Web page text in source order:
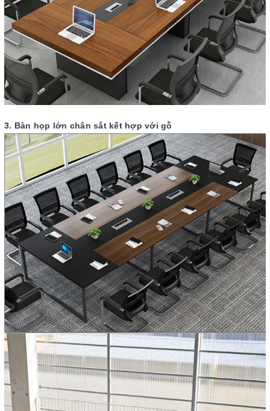
3. Bàn họp lớn chân sắt kết hợp với gỗ